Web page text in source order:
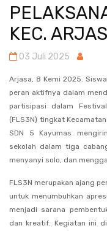
KEC.
03 Juli 2025
Arjasa, 8 Kemi 2025.
peran aktifnya dalam
partisipasi dalam
(FLS3N) tingkat
SDN 5 Kayumas
sekolah dalam tiga
menyanyi solo, dan
FLS3N merupakan ajang
untuk menumbuhkan
menjadi sarana
dan kreatif. Kegiatan ini